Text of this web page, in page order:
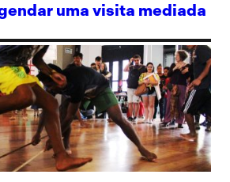
uma visita mediada